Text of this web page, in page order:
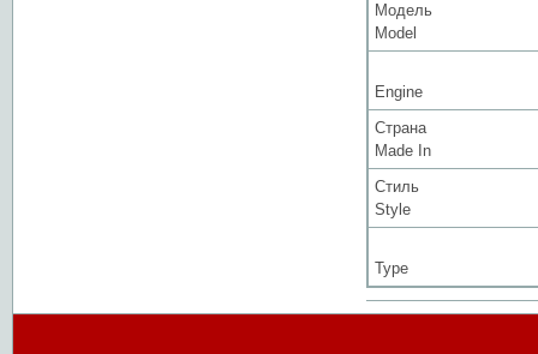
Модель
Model
Engine
Страна
Made In
Стиль
Style
Type